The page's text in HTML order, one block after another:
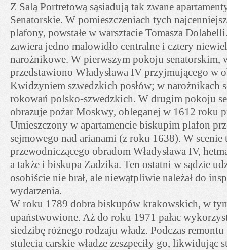
Z Salą Portretową sąsiadują tak zwane
Senatorskie. W pomieszczeniach tych
plafony, powstałe w warsztacie Tomasza
zawiera jedno malowidło centralne i cztery
narożnikowe. W pierwszym pokoju senatorskim,
przedstawiono Władysława IV przyjmującego w
Kwidzyniem szwedzkich posłów; w narożnikach
rokowań polsko-szwedzkich. W drugim pokoju
obrazuje pożar Moskwy, obleganej w 1612 roku
Umieszczony w apartamencie biskupim plafon
sejmowego nad arianami (z roku 1638). W scenie
przewodniczącego obradom Władysława IV,
a także i biskupa Zadzika. Ten ostatni w sądzie
osobiście nie brał, ale niewątpliwie należał do
wydarzenia.
W roku 1789 dobra biskupów krakowskich, w tym
upaństwowione. Aż do roku 1971 pałac
siedzibę różnego rodzaju władz. Podczas
stulecia carskie władze zeszpeciły go, likwidując